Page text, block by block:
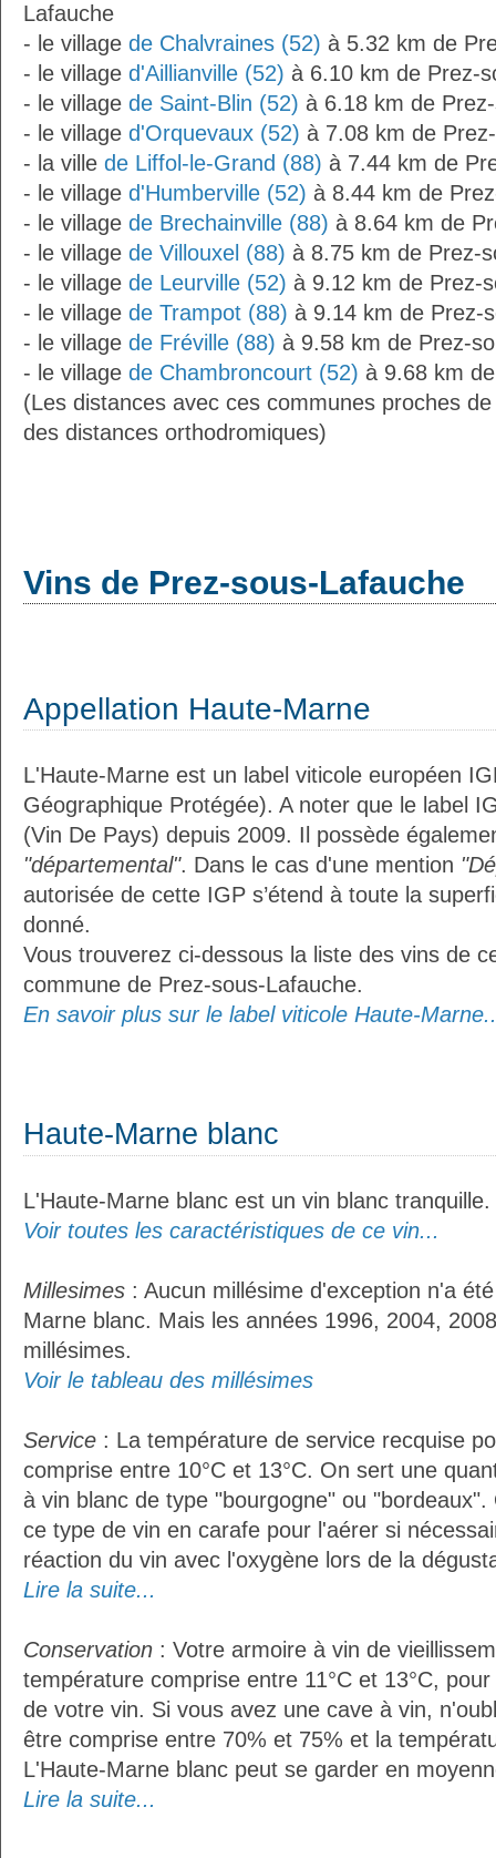
Lafauche
- le village de Chalvraines (52) à 5.32 km de
- le village d'Aillianville (52) à 6.10 km de Prez-
- le village de Saint-Blin (52) à 6.18 km de
- le village d'Orquevaux (52) à 7.08 km de
- la ville de Liffol-le-Grand (88) à 7.44 km de
- le village d'Humberville (52) à 8.44 km de
- le village de Brechainville (88) à 8.64 km de
- le village de Villouxel (88) à 8.75 km de Prez-
- le village de Leurville (52) à 9.12 km de Prez-
- le village de Trampot (88) à 9.14 km de Prez-
- le village de Fréville (88) à 9.58 km de Prez-
- le village de Chambroncourt (52) à 9.68 km
(Les distances avec ces communes proches
des distances orthodromiques)
Vins de Prez-sous-Lafauche
Appellation Haute-Marne
L'Haute-Marne est un label viticole européen
Géographique Protégée). A noter que le label
(Vin De Pays) depuis 2009. Il possède
"départemental". Dans le cas d'une mention
autorisée de cette IGP s’étend à toute la
donné.
Vous trouverez ci-dessous la liste des vins de
commune de Prez-sous-Lafauche.
En savoir plus sur le label viticole Haute-
Haute-Marne blanc
L'Haute-Marne blanc est un vin blanc tranquille.
Voir toutes les caractéristiques de ce vin...
Millesimes : Aucun millésime d'exception n'a
Marne blanc. Mais les années 1996, 2004,
millésimes.
Voir le tableau des millésimes
Service : La température de service recquise
comprise entre 10°C et 13°C. On sert une
à vin blanc de type "bourgogne" ou
ce type de vin en carafe pour l'aérer si
réaction du vin avec l'oxygène lors de la
Lire la suite...
Conservation : Votre armoire à vin de
température comprise entre 11°C et 13°C,
de votre vin. Si vous avez une cave à vin,
être comprise entre 70% et 75% et la
L'Haute-Marne blanc peut se garder en
Lire la suite...